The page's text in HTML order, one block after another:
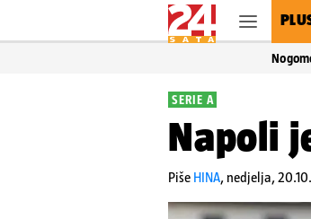
SERIE A
Napoli
Piše HINA, nedjelja,